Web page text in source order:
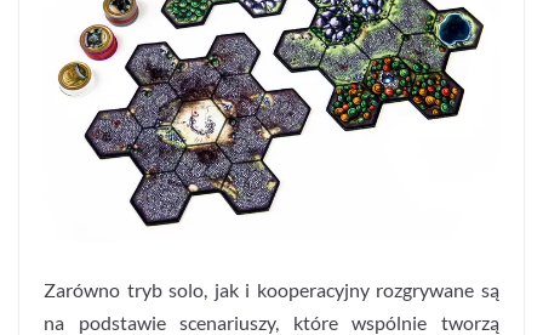
Zarówno tryb solo, jak i kooperacyjny rozgrywane są
na podstawie scenariuszy, które wspólnie tworzą